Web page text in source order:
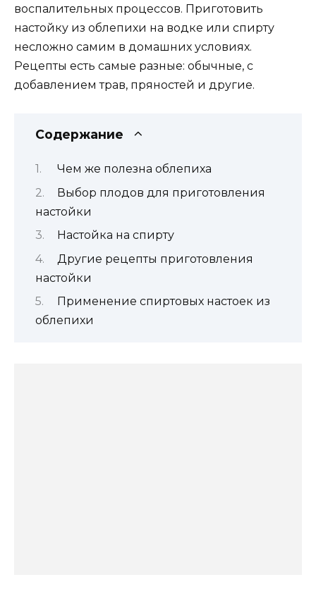
воспалительных процессов. Приготовить
настойку из облепихи на водке или спирту
несложно самим в домашних условиях.
Рецепты есть самые разные: обычные, с
добавлением трав, пряностей и другие.
Содержание
Чем же полезна облепиха
Выбор плодов для приготовления
настойки
Настойка на спирту
Другие рецепты приготовления
настойки
Применение спиртовых настоек из
облепихи